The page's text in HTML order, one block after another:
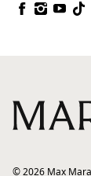
© 2026 Max Mara